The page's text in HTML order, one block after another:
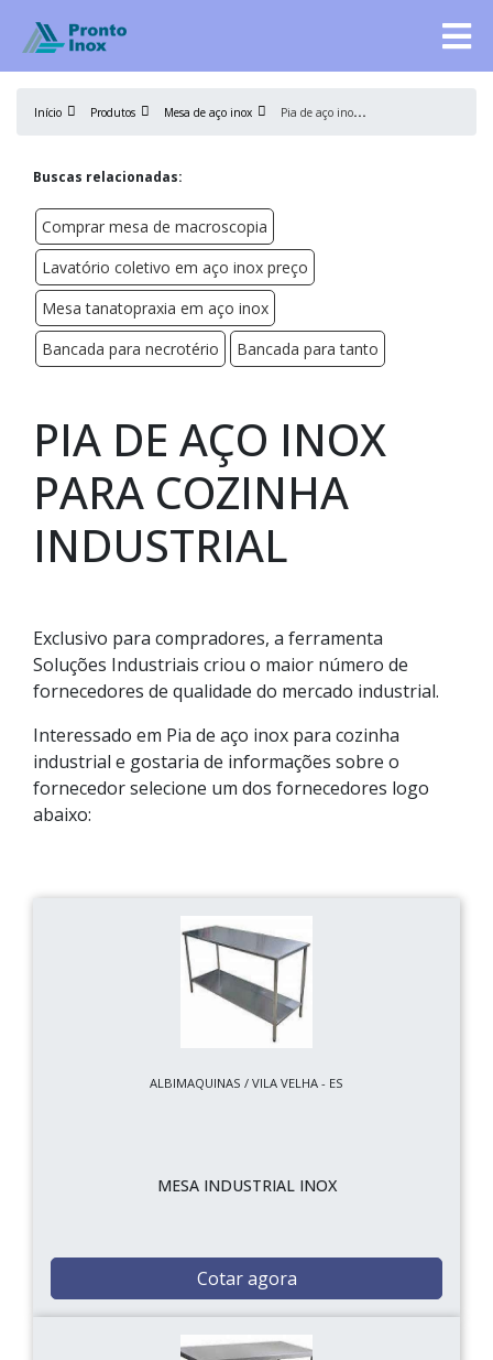
Início Produtos Mesa de aço inox P
ia de aço inox para cozinha industrial
Buscas relacionadas:
Comprar mesa de macroscopia
Lavatório coletivo em aço inox preço
Mesa tanatopraxia em aço inox
Bancada para necrotério
Bancada para tanto
PIA DE AÇO INOX
PARA COZINHA
INDUSTRIAL
Exclusivo para compradores, a ferramenta
Soluções Industriais criou o maior número de
fornecedores de qualidade do mercado industrial.
Interessado em Pia de aço inox para cozinha
industrial e gostaria de informações sobre o
fornecedor selecione um dos fornecedores logo
abaixo:
ALBIMAQUINAS / VILA VELHA - ES
MESA INDUSTRIAL INOX
Cotar agora